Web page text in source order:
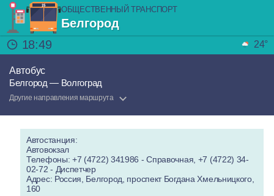
ОБЩЕСТВЕННЫЙ ТРАНСПОРТ
Белгород
18:49
24°
Автобус
Белгород — Волгоград
Другие направления маршрута
Автостанция:
Автовокзал
Телефоны: +7 (4722) 341986 - Справочная, +7 (4722) 34-
02-72 - Диспетчер
Адрес: Россия, Белгород, проспект Богдана Хмельницкого,
160